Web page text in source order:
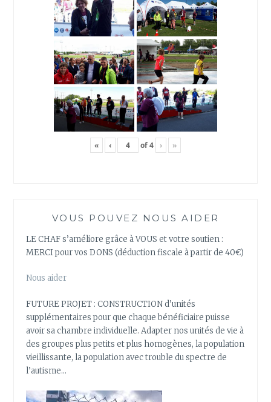
« ‹ of4 › »
VOUS POUVEZ NOUS AIDER
LE CHAF s’améliore grâce à VOUS et votre soutien :
MERCI pour vos DONS (déduction fiscale à partir de 40€)
Nous aider
FUTURE PROJET : CONSTRUCTION d’unités
supplémentaires pour que chaque bénéficiaire puisse
avoir sa chambre individuelle. Adapter nos unités de vie à
des groupes plus petits et plus homogènes, la population
vieillissante, la population avec trouble du spectre de
l’autisme…